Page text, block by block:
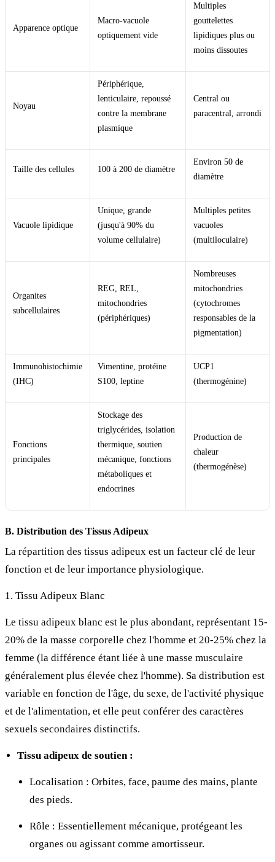
Apparence optique
Macro-vacuole
optiquement vide
Multiples
gouttelettes
lipidiques plus ou
moins dissoutes
Noyau
Périphérique,
lenticulaire, repoussé
contre la membrane
plasmique
Central ou
paracentral, arrondi
Taille des cellules 100 à 200 de diamètre
Environ 50 de
diamètre
Vacuole lipidique
Unique, grande
(jusqu'à 90% du
volume cellulaire)
Multiples petites
vacuoles
(multiloculaire)
Organites
subcellulaires
REG, REL,
mitochondries
(périphériques)
Nombreuses
mitochondries
(cytochromes
responsables de la
pigmentation)
Immunohistochimie
(IHC)
Vimentine, protéine
S100, leptine
UCP1
(thermogénine)
Fonctions
principales
Stockage des
triglycérides, isolation
thermique, soutien
mécanique, fonctions
métaboliques et
endocrines
Production de
chaleur
(thermogénèse)
B. Distribution des Tissus Adipeux
La répartition des tissus adipeux est un facteur clé de leur
fonction et de leur importance physiologique.
1. Tissu Adipeux Blanc
Le tissu adipeux blanc est le plus abondant, représentant 15-
20% de la masse corporelle chez l'homme et 20-25% chez la
femme (la différence étant liée à une masse musculaire
généralement plus élevée chez l'homme). Sa distribution est
variable en fonction de l'âge, du sexe, de l'activité physique
et de l'alimentation, et elle peut conférer des caractères
sexuels secondaires distinctifs.
Tissu adipeux de soutien :
Localisation : Orbites, face, paume des mains, plante
des pieds.
Rôle : Essentiellement mécanique, protégeant les
organes ou agissant comme amortisseur.